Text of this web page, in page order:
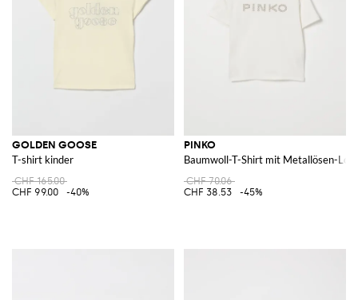
GOLDEN GOOSE
T-shirt kinder
CHF 165.00
CHF 99.00
-40%
PINKO
Baumwoll-T-Shirt mit Metallösen-
CHF 70.06
CHF 38.53
-45%